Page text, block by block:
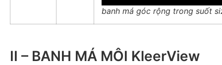
banh má góc rộng trong suốt
II – BANH MÁ MÔI KleerView